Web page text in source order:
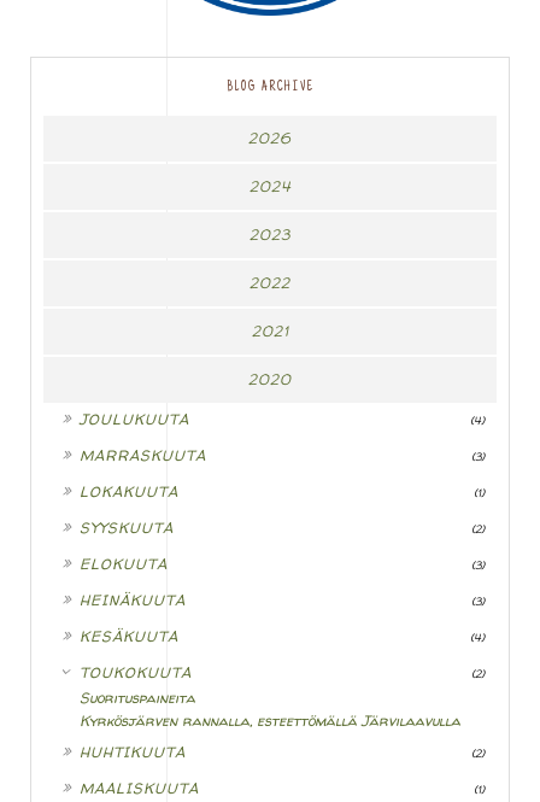
BLOG ARCHIVE
2026
2024
2023
2022
2021
2020
JOULUKUUTA (4)
MARRASKUUTA (3)
LOKAKUUTA (1)
SYYSKUUTA (2)
ELOKUUTA (3)
HEINÄKUUTA (3)
KESÄKUUTA (4)
TOUKOKUUTA (2)
Suorituspaineita
Kyrkösjärven rannalla, esteettömällä Järvilaavulla
HUHTIKUUTA (2)
MAALISKUUTA (1)